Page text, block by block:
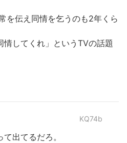
を伝え同情を乞うのも2年くら
情してくれ」というTVの話題
KQ74b
出てるだろ。